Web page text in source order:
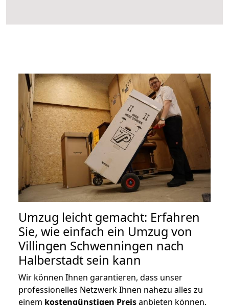
Umzug leicht gemacht: Erfahren
Sie, wie einfach ein Umzug von
Villingen Schwenningen nach
Halberstadt sein kann
Wir können Ihnen garantieren, dass unser
professionelles Netzwerk Ihnen nahezu alles zu
einem kostengünstigen Preisanbieten können.